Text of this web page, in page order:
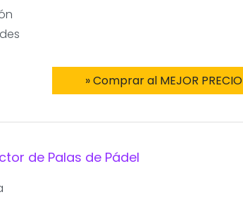
» Comprar al MEJOR PRECIO
de Palas de Pádel